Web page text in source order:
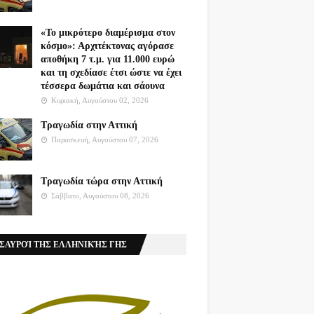
«Το μικρότερο διαμέρισμα στον
κόσμο»: Αρχιτέκτονας αγόρασε
αποθήκη 7 τ.μ. για 11.000 ευρώ
και τη σχεδίασε έτσι ώστε να έχει
τέσσερα δωμάτια και σάουνα
Κυριακή, Αυγούστου 02, 2026
Τραγωδία στην Αττική
Παρασκευή, Αυγούστου 07, 2026
Τραγωδία τώρα στην Αττική
Σάββατο, Αυγούστου 08, 2026
ΤΗΣ ΕΛΛΗΝΙΚΉΣ ΓΗΣ